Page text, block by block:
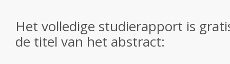
Het volledige studierapport is
de titel van het abstract: